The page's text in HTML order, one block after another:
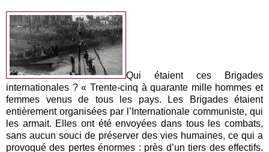
Qui étaient ces Brigades
internationales ? « Trente-cinq à quarante mille hommes et
femmes venus de tous les pays. Les Brigades étaient
entièrement organisées par l’Internationale communiste, qui
les armait. Elles ont été envoyées dans tous les combats,
sans aucun souci de préserver des vies humaines, ce qui a
provoqué des pertes énormes : près d’un tiers des effectifs.